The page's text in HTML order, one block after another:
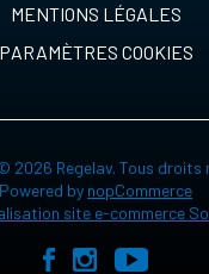
MENTIONS LÉGALES
PARAMÈTRES COOKIES
2026 Regelav. Tous droits
Powered by nopCommerce
site e-commerce